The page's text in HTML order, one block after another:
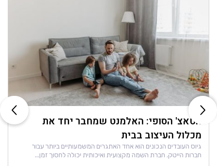
הטאצ' הסופי: האלמנט שמחבר יחד את
מכלול העיצוב בבית
גיוס העובדים הנכונים הוא אחד האתגרים המשמעותיים ביותר עבור
חברות הייטק. חברת השמה מקצועית ואיכותית יכולה לחסוך זמן...